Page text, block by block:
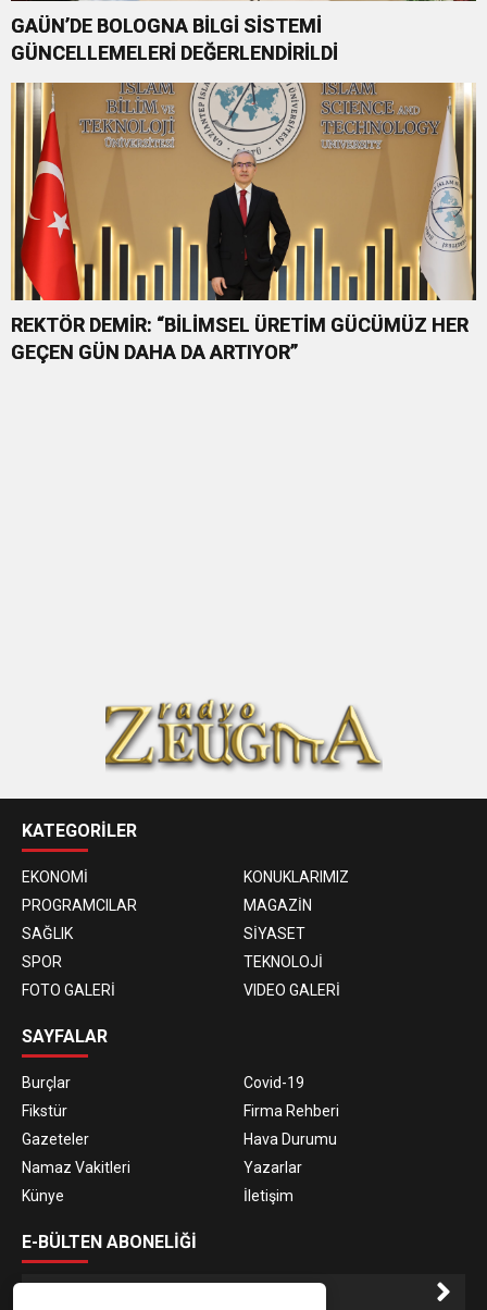
GAÜN’DE BOLOGNA BİLGİ SİSTEMİ
GÜNCELLEMELERİ DEĞERLENDİRİLDİ
REKTÖR DEMİR: “BİLİMSEL ÜRETİM GÜCÜMÜZ HER
GEÇEN GÜN DAHA DA ARTIYOR”
KATEGORİLER
EKONOMİ
KONUKLARIMIZ
PROGRAMCILAR
MAGAZİN
SAĞLIK
SİYASET
SPOR
TEKNOLOJİ
FOTO GALERİ
VIDEO GALERİ
SAYFALAR
Burçlar
Covid-19
Fikstür
Firma Rehberi
Gazeteler
Hava Durumu
Namaz Vakitleri
Yazarlar
Künye
İletişim
E-BÜLTEN ABONELİĞİ